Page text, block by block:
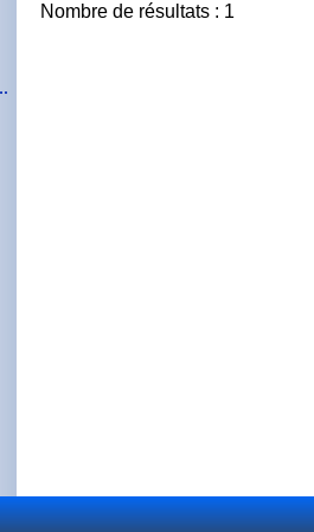
Nombre de résultats : 1